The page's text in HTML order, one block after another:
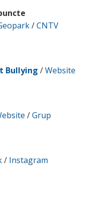
/CNTV
Bullying /Website
/Grup
/ Instagram